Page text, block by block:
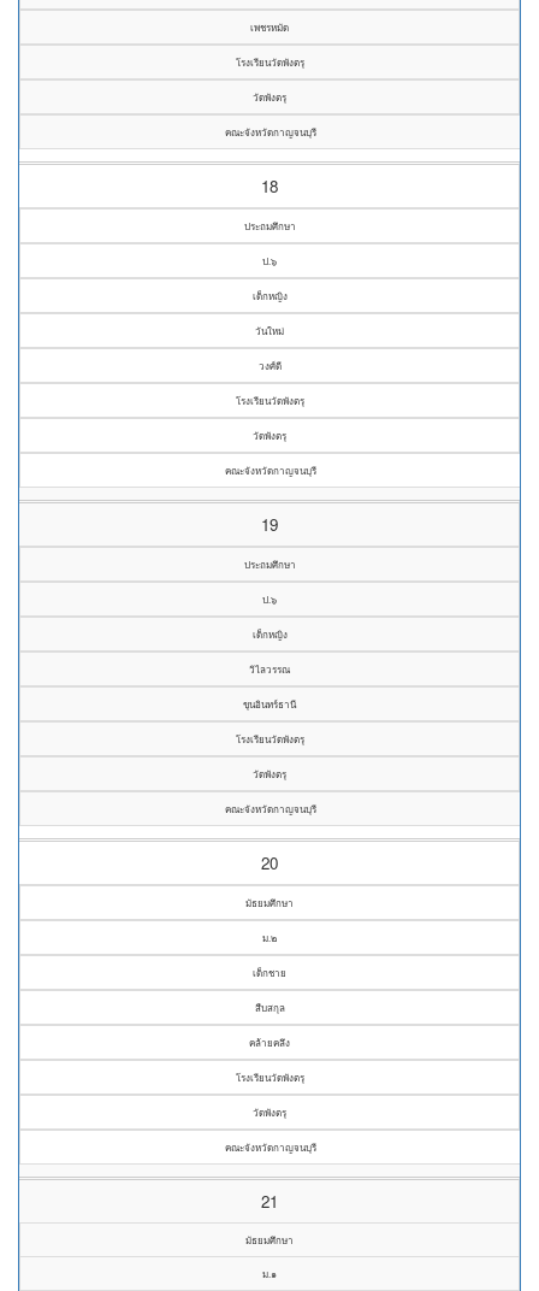
เพชรหมัด
โรงเรียนวัดพังตรุ
วัดพังตรุ
คณะจังหวัดกาญจนบุรี
18
ประถมศึกษา
ป.๖
เด็กหญิง
วันใหม่
วงศ์ดี
โรงเรียนวัดพังตรุ
วัดพังตรุ
คณะจังหวัดกาญจนบุรี
19
ประถมศึกษา
ป.๖
เด็กหญิง
วิไลวรรณ
ขุนอินทร์ธานี
โรงเรียนวัดพังตรุ
วัดพังตรุ
คณะจังหวัดกาญจนบุรี
20
มัธยมศึกษา
ม.๒
เด็กชาย
สืบสกุล
คล้ายคลึง
โรงเรียนวัดพังตรุ
วัดพังตรุ
คณะจังหวัดกาญจนบุรี
21
มัธยมศึกษา
ม.๑